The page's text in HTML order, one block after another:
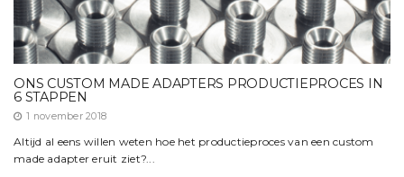
ONS CUSTOM MADE ADAPTERS PRODUCTIEPROCES IN
6 STAPPEN
1 november 2018
Altijd al eens willen weten hoe het productieproces van een custom
made adapter eruit ziet?...